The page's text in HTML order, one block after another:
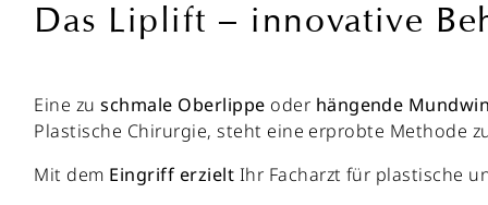
Das Liplift – innovative
Eine zuschmale Oberlippe oder hängende
Plastische Chirurgie, steht eine erprobte Methode
Mit dem Eingriff erzielt Ihr Facharzt für plastische